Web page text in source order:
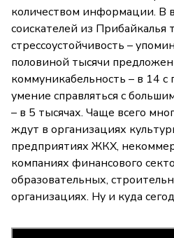
количеством информации. В
соискателей из Прибайкалья
стрессоустойчивость –
половиной тысячи
коммуникабельность – в 14 с
умение справляться с
– в 5 тысячах. Чаще всего
ждут в организациях
предприятиях ЖКХ,
компаниях финансового
образовательных,
организациях. Ну и куда